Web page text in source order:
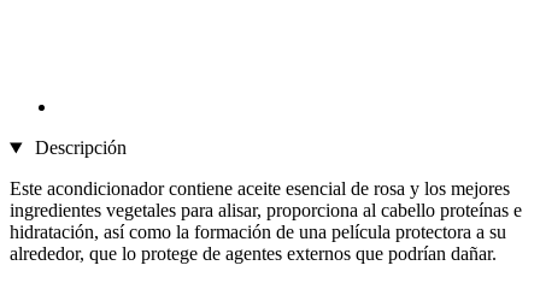
Descripción
Este acondicionador contiene aceite esencial de rosa y los mejores
ingredientes vegetales para alisar, proporciona al cabello proteínas e
hidratación, así como la formación de una película protectora a su
alrededor, que lo protege de agentes externos que podrían dañar.